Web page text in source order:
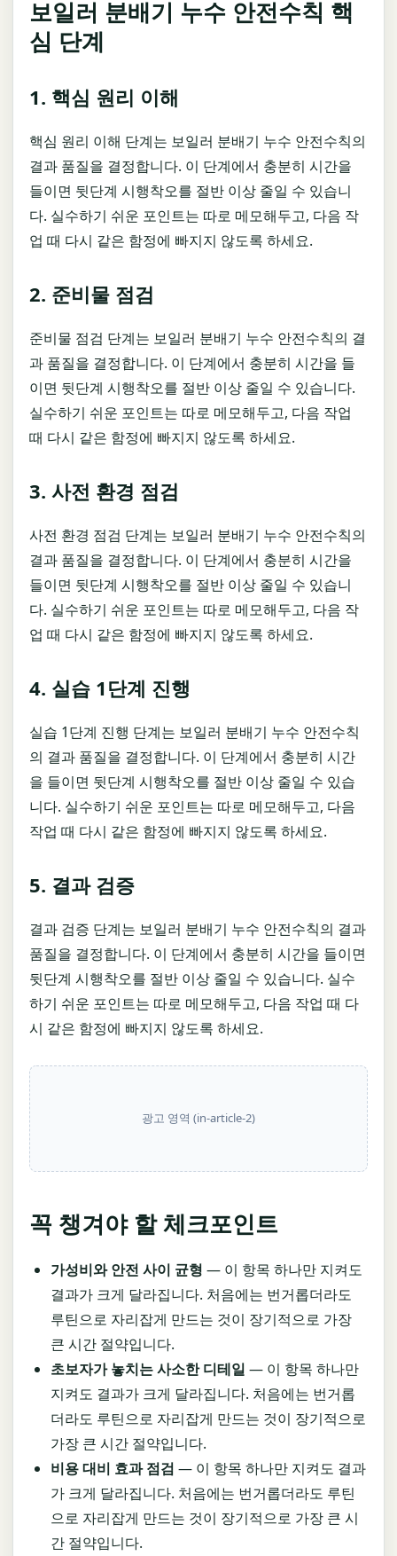
보일러 분배기 누수 안전수칙 핵
심 단계
1. 핵심 원리 이해
핵심 원리 이해 단계는 보일러 분배기 누수 안전수칙의
결과 품질을 결정합니다. 이 단계에서 충분히 시간을
들이면 뒷단계 시행착오를 절반 이상 줄일 수 있습니
다. 실수하기 쉬운 포인트는 따로 메모해두고, 다음 작
업 때 다시 같은 함정에 빠지지 않도록 하세요.
2. 준비물 점검
준비물 점검 단계는 보일러 분배기 누수 안전수칙의 결
과 품질을 결정합니다. 이 단계에서 충분히 시간을 들
이면 뒷단계 시행착오를 절반 이상 줄일 수 있습니다.
실수하기 쉬운 포인트는 따로 메모해두고, 다음 작업
때 다시 같은 함정에 빠지지 않도록 하세요.
3. 사전 환경 점검
사전 환경 점검 단계는 보일러 분배기 누수 안전수칙의
결과 품질을 결정합니다. 이 단계에서 충분히 시간을
들이면 뒷단계 시행착오를 절반 이상 줄일 수 있습니
다. 실수하기 쉬운 포인트는 따로 메모해두고, 다음 작
업 때 다시 같은 함정에 빠지지 않도록 하세요.
4. 실습 1단계 진행
실습 1단계 진행 단계는 보일러 분배기 누수 안전수칙
의 결과 품질을 결정합니다. 이 단계에서 충분히 시간
을 들이면 뒷단계 시행착오를 절반 이상 줄일 수 있습
니다. 실수하기 쉬운 포인트는 따로 메모해두고, 다음
작업 때 다시 같은 함정에 빠지지 않도록 하세요.
5. 결과 검증
결과 검증 단계는 보일러 분배기 누수 안전수칙의 결과
품질을 결정합니다. 이 단계에서 충분히 시간을 들이면
뒷단계 시행착오를 절반 이상 줄일 수 있습니다. 실수
하기 쉬운 포인트는 따로 메모해두고, 다음 작업 때 다
시 같은 함정에 빠지지 않도록 하세요.
광고 영역 (in-article-2)
꼭 챙겨야 할 체크포인트
가성비와 안전 사이 균형 — 이 항목 하나만 지켜도
결과가 크게 달라집니다. 처음에는 번거롭더라도
루틴으로 자리잡게 만드는 것이 장기적으로 가장
큰 시간 절약입니다.
초보자가 놓치는 사소한 디테일 — 이 항목 하나만
지켜도 결과가 크게 달라집니다. 처음에는 번거롭
더라도 루틴으로 자리잡게 만드는 것이 장기적으로
가장 큰 시간 절약입니다.
비용 대비 효과 점검 — 이 항목 하나만 지켜도 결과
가 크게 달라집니다. 처음에는 번거롭더라도 루틴
으로 자리잡게 만드는 것이 장기적으로 가장 큰 시
간 절약입니다.